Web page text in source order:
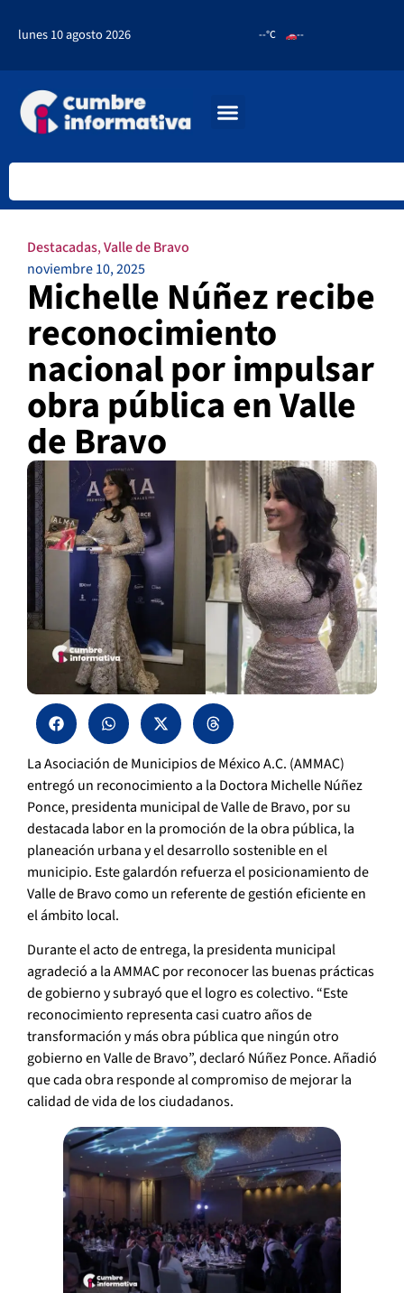
lunes 10 agosto 2026 --°C --
Destacadas,Valle de Bravo
noviembre 10, 2025
Michelle Núñez recibe
reconocimiento
nacional por impulsar
obra pública en Valle
de Bravo
La Asociación de Municipios de México A.C. (AMMAC)
entregó un reconocimiento a la Doctora Michelle Núñez
Ponce, presidenta municipal de Valle de Bravo, por su
destacada labor en la promoción de la obra pública, la
planeación urbana y el desarrollo sostenible en el
municipio. Este galardón refuerza el posicionamiento de
Valle de Bravo como un referente de gestión eficiente en
el ámbito local.
Durante el acto de entrega, la presidenta municipal
agradeció a la AMMAC por reconocer las buenas prácticas
de gobierno y subrayó que el logro es colectivo. “Este
reconocimiento representa casi cuatro años de
transformación y más obra pública que ningún otro
gobierno en Valle de Bravo”, declaró Núñez Ponce. Añadió
que cada obra responde al compromiso de mejorar la
calidad de vida de los ciudadanos.